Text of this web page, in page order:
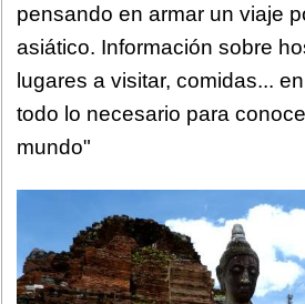
pensando en armar un viaje
asiático. Información sobre
lugares a visitar, comidas...
todo lo necesario para
mundo"